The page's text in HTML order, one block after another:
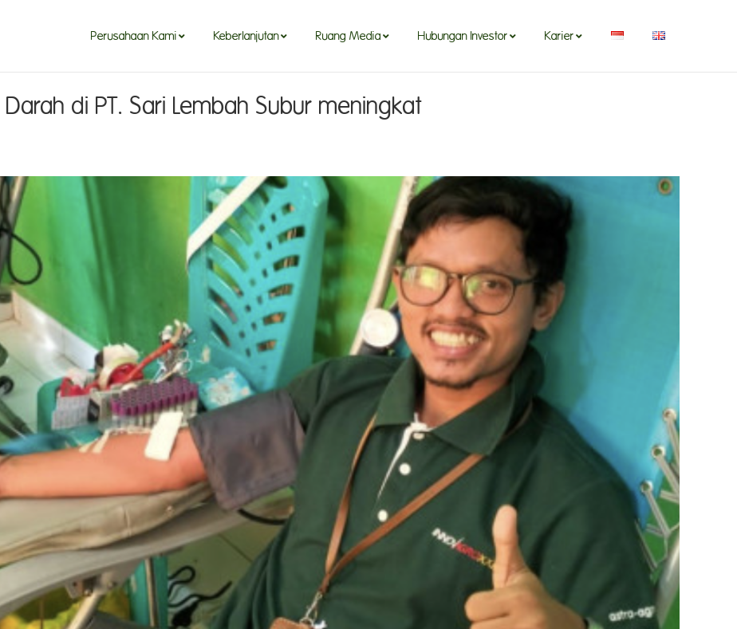
Perusahaan Kami Keberlanjutan Ruang Media Hubungan Investor Karier
di PT. Sari Lembah Subur meningkat